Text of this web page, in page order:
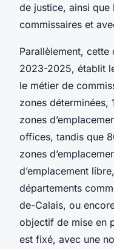
de justice, ainsi que
commissaires et
Parallèlement,
2023-2025, établit
le métier de
zones déterminées,
zones
offices, tandis que
zones
d’emplacement
départements
de-Calais, ou
objectif de mise en
est fixé, avec une